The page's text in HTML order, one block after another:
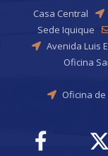
Casa Central
Sede Iquique
Avenida Luis
Oficina
Oficina de